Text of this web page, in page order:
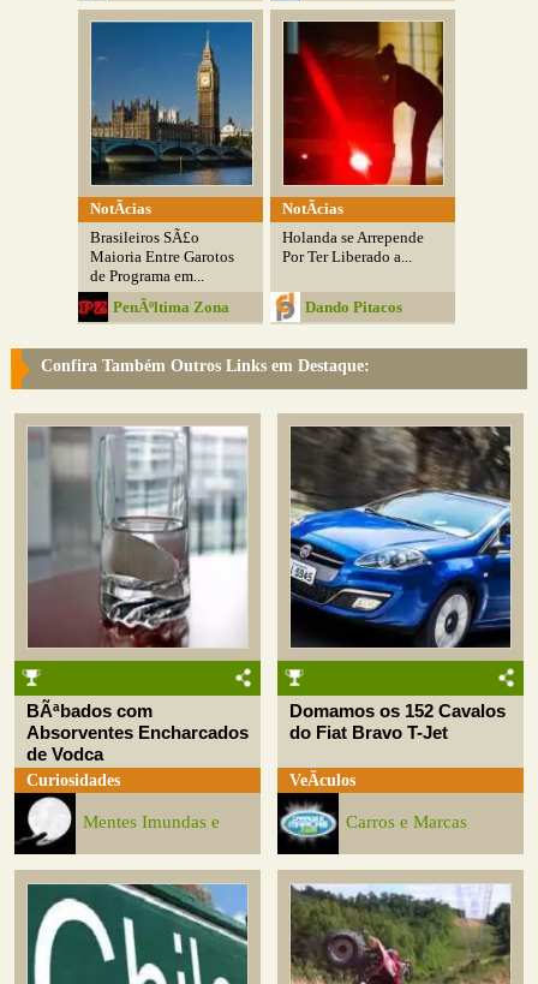
NotÃ­cias
Brasileiros SÃ£o
Maioria Entre Garotos
de Programa em...
PenÃºltima Zona
NotÃ­cias
Holanda se Arrepende
Por Ter Liberado a...
Dando Pitacos
Confira Também Outros Links em Destaque:
BÃªbados com
Absorventes Encharcados
de Vodca
Curiosidades
Mentes Imundas e
Domamos os 152 Cavalos
do Fiat Bravo T-Jet
VeÃ­culos
Carros e Marcas